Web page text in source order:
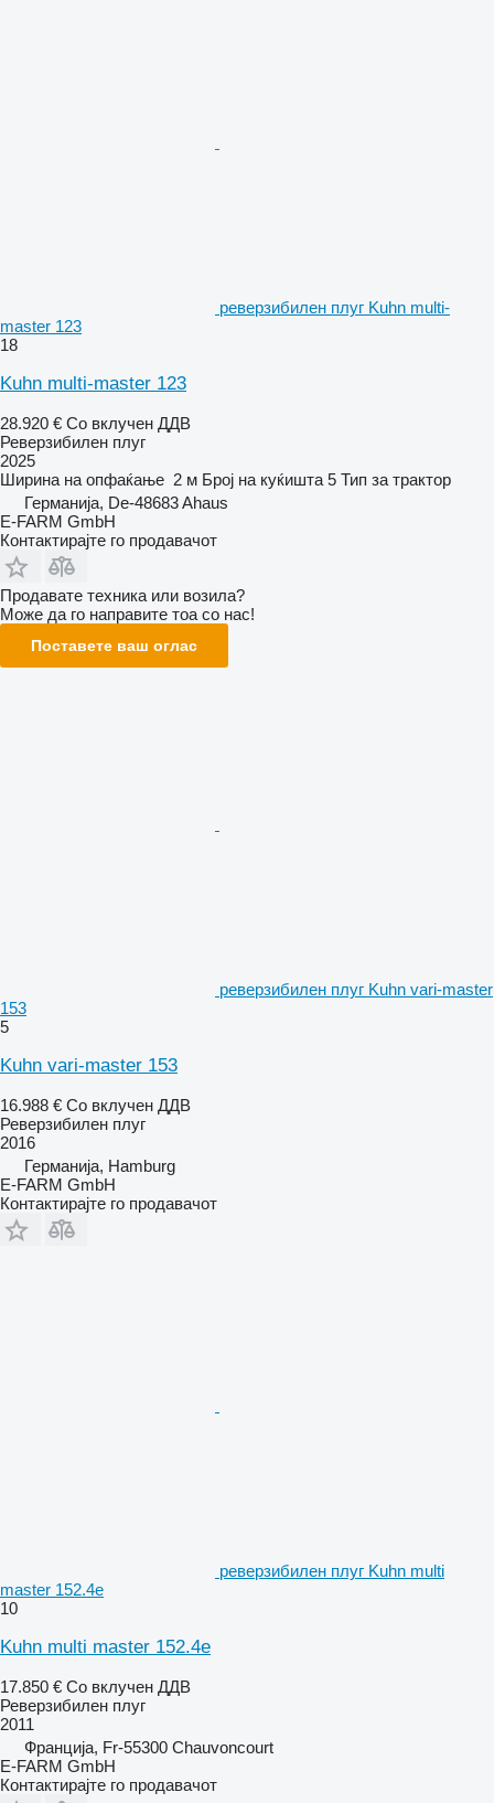
реверзибилен плуг Kuhn multi-
master 123
18
Kuhn multi-master 123
28.920 € Со вклучен ДДВ
Реверзибилен плуг
2025
Ширина на опфаќање 2 м Број на куќишта 5 Тип за трактор
Германија, De-48683 Ahaus
E-FARM GmbH
Контактирајте го продавачот
Продавате техника или возила?
Може да го направите тоа со нас!
Поставете ваш оглас
реверзибилен плуг Kuhn vari-master
153
5
Kuhn vari-master 153
16.988 € Со вклучен ДДВ
Реверзибилен плуг
2016
Германија, Hamburg
E-FARM GmbH
Контактирајте го продавачот
реверзибилен плуг Kuhn multi
master 152.4e
10
Kuhn multi master 152.4e
17.850 € Со вклучен ДДВ
Реверзибилен плуг
2011
Франција, Fr-55300 Chauvoncourt
E-FARM GmbH
Контактирајте го продавачот